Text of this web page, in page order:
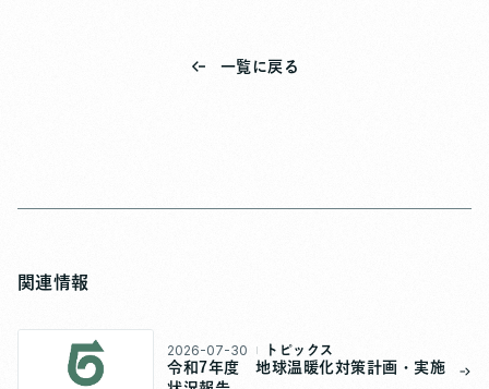
一覧に戻る
関連情報
2026-07-30 トピックス
令和7年度 地球温暖化対策計画・実施